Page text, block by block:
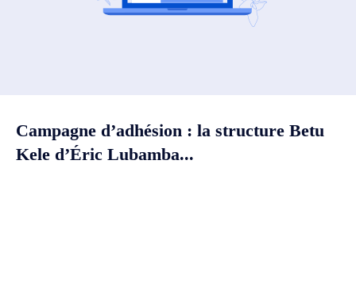
Campagne d’adhésion : la structure Betu
Kele d’Éric Lubamba...